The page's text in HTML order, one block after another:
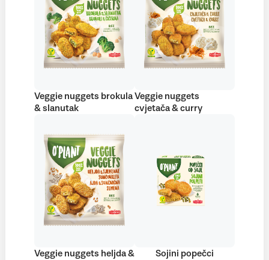
Veggie nuggets brokula
& slanutak
Veggie nuggets
cvjetača & curry
Veggie nuggets heljda &
Sojini popečci